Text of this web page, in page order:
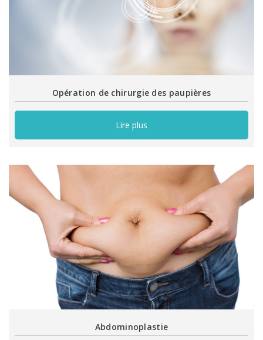
Opération de chirurgie des paupières
Lire plus
Abdominoplastie